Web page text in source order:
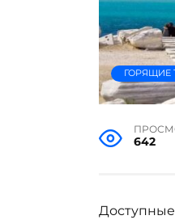
ГОРЯЩИЕ
642